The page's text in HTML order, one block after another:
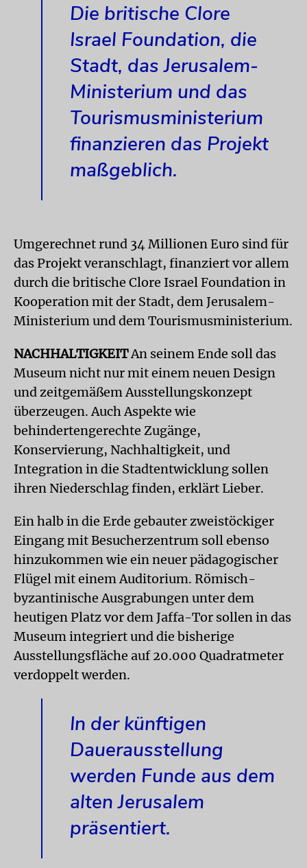
Die britische Clore
Israel Foundation, die
Stadt, das Jerusalem-
Ministerium und das
Tourismusministerium
finanzieren das Projekt
maßgeblich.
Umgerechnet rund 34 Millionen Euro sind für
das Projekt veranschlagt, finanziert vor allem
durch die britische Clore Israel Foundation in
Kooperation mit der Stadt, dem Jerusalem-
Ministerium und dem Tourismusministerium.
NACHHALTIGKEITAn seinem Ende soll das
Museum nicht nur mit einem neuen Design
und zeitgemäßem Ausstellungskonzept
überzeugen. Auch Aspekte wie
behindertengerechte Zugänge,
Konservierung, Nachhaltigkeit, und
Integration in die Stadtentwicklung sollen
ihren Niederschlag finden, erklärt Lieber.
Ein halb in die Erde gebauter zweistöckiger
Eingang mit Besucherzentrum soll ebenso
hinzukommen wie ein neuer pädagogischer
Flügel mit einem Auditorium. Römisch-
byzantinische Ausgrabungen unter dem
heutigen Platz vor dem Jaffa-Tor sollen in das
Museum integriert und die bisherige
Ausstellungsfläche auf 20.000 Quadratmeter
verdoppelt werden.
In der künftigen
Dauerausstellung
werden Funde aus dem
alten Jerusalem
präsentiert.